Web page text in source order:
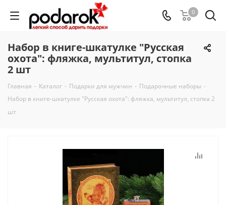
0
Набор в книге-шкатулке "Русская
охота": фляжка, мультитул, стопка
2 шт
Главная - Каталог - Подарки для мужчин - Подарочные наборы -
Набор в книге-шкатулке "Русская охота": фляжка, мультитул, стопка 2
шт